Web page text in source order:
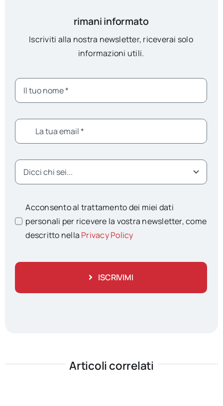
rimani informato
Iscriviti alla nostra newsletter, riceverai solo
informazioni utili.
Acconsento al trattamento dei miei dati
personali per ricevere la vostra newsletter, come
descritto nella Privacy Policy
ISCRIVIMI
Articoli correlati